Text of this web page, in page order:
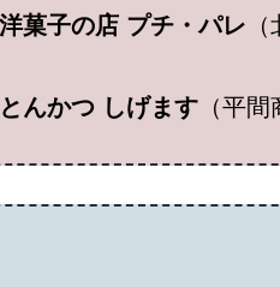
洋菓子の店 プチ・パレ
とんかつ しげます （平間